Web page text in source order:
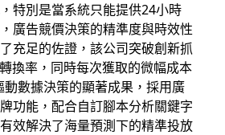
特別是當系統只能提供24小時
廣告競價決策的精準度與時效性
充足的佐證，該公司突破創新抓
換率，同時每次獲取的微幅成本
數據決策的顯著成果，採用廣
功能，配合自訂腳本分析關鍵字
效解決了海量預測下的精準投放